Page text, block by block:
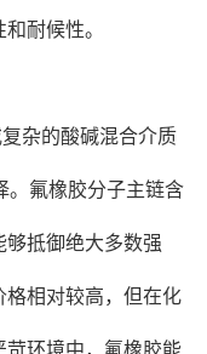
耐候性。
杂的酸碱混合介质
。氟橡胶分子主链含
抵御绝大多数强
格相对较高，但在化
苛环境中，氟橡胶能